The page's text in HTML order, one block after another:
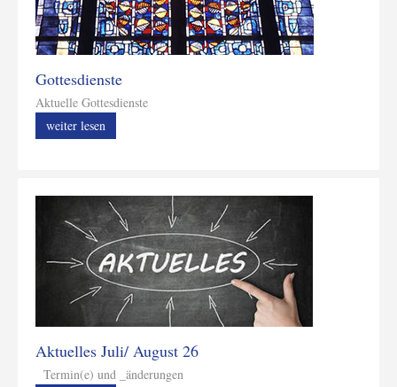
Gottesdienste
Aktuelle Gottesdienste
weiter lesen
Aktuelles Juli/ August 26
Termin(e) und _änderungen